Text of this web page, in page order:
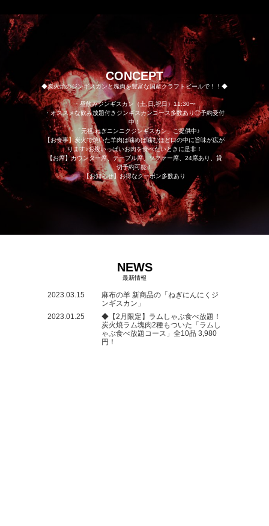
CONCEPT
◆炭火焼のジンギスカンと塊肉を豊富な国産クラフトビールで！！◆
・昼飲みジンギスカン（土,日,祝日）11:30〜
・オススメな飲み放題付きジンギスカンコース多数あり◎予約受付
中！
・「元祖!ねぎニンニクジンギスカン」ご提供中♪
【お食事】炭火で焼いた羊肉は噛めば噛むほど口の中に旨味が広が
ります♪お腹いっぱいお肉を食べたいときに是非！
【お席】カウンター席、テーブル席、ソファー席、24席あり、貸
切予約可能！
【お知らせ】お得なクーポン多数あり
NEWS
最新情報
2023.03.15
麻布の羊 新商品の「ねぎにんにくジ
ンギスカン」
2023.01.25
◆【2月限定】ラムしゃぶ食べ放題！
炭火焼ラム塊肉2種もついた「ラムし
ゃぶ食べ放題コース」全10品 3,980
円！